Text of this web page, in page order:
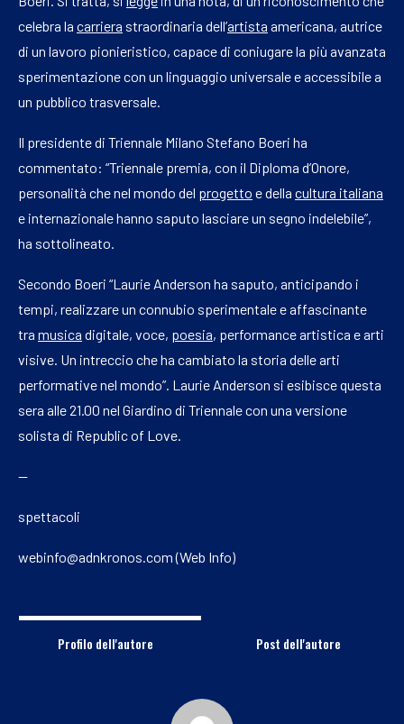
celebra la carriera straordinaria dell’artista americana, autrice
di un lavoro pionieristico, capace di coniugare la più avanzata
sperimentazione con un linguaggio universale e accessibile a
un pubblico trasversale.
Il presidente di Triennale Milano Stefano Boeri ha
commentato: “Triennale premia, con il Diploma d’Onore,
personalità che nel mondo del progetto e della cultura italiana
e internazionale hanno saputo lasciare un segno indelebile”,
ha sottolineato.
Secondo Boeri “Laurie Anderson ha saputo, anticipando i
tempi, realizzare un connubio sperimentale e affascinante
tra musica digitale, voce, poesia, performance artistica e arti
visive. Un intreccio che ha cambiato la storia delle arti
performative nel mondo”. Laurie Anderson si esibisce questa
sera alle 21.00 nel Giardino di Triennale con una versione
solista di Republic of Love.
—
spettacoli
webinfo@adnkronos.com (Web Info)
Profilo dell'autore Post dell'autore